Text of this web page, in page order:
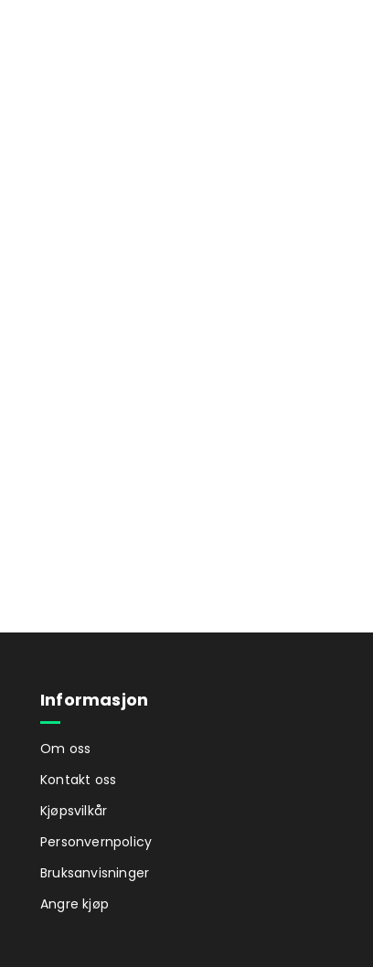
Informasjon
Om oss
Kontakt oss
Kjøpsvilkår
Personvernpolicy
Bruksanvisninger
Angre kjøp